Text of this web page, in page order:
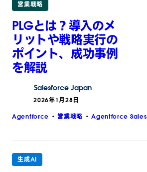
営業戦略
PLGとは？導入のメ
リットや戦略実行の
ポイント、成功事例
を解説
Salesforce Japan
2026年1月28日
Agentforce 営業戦略 Agentforce Sales
生成AI